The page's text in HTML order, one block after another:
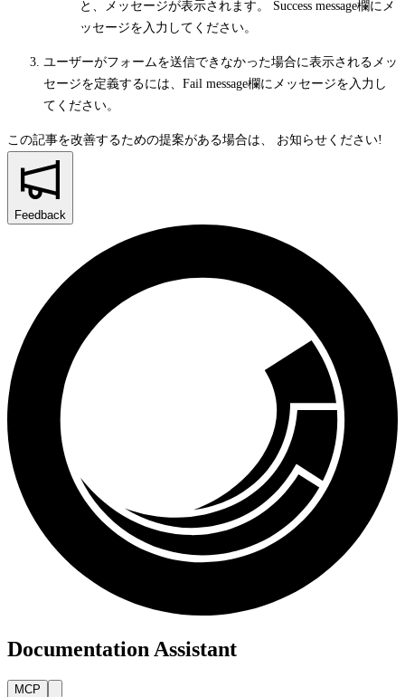
と、メッセージが表示されます。 Success message欄にメ
ッセージを入力してください。
ユーザーがフォームを送信できなかった場合に表示されるメッ
セージを定義するには、 Fail message欄にメッセージを入力し
てください。
この記事を改善するための提案がある場合は、 お知らせください!
Feedback
Documentation Assistant
MCP